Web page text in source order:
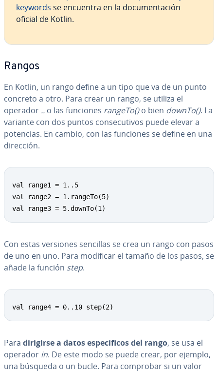
keywords se encuentra en la do­cu­me­n­ta­ción
oficial de Kotlin.
Rangos
En Kotlin, un rango define a un tipo que va de un punto
concreto a otro. Para crear un rango, se utiliza el
operador .. o las funciones rangeTo()o bien downTo(). La
variante con dos puntos co­n­se­cu­ti­vos puede elevar a
potencias. En cambio, con las funciones se define en una
dirección.
val range1 = 1..5
val range2 = 1.rangeTo(5)
val range3 = 5.downTo(1)
Con estas versiones sencillas se crea un rango con pasos
de uno en uno. Para modificar el tamaño de los pasos, se
añade la función step.
val range4 = 0..10 step(2)
Para dirigirse a datos es­pe­cí­fi­cos del rango, se usa el
operador in. De este modo se puede crear, por ejemplo,
una búsqueda o un bucle. Para comprobar si un valor